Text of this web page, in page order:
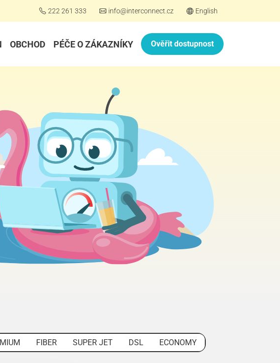
222 261 333 info@interconnect.cz English
OBCHOD PÉČE O ZÁKAZNÍKY Ověřit dostupnost
FIBER SUPER JET DSL
ECONOMY